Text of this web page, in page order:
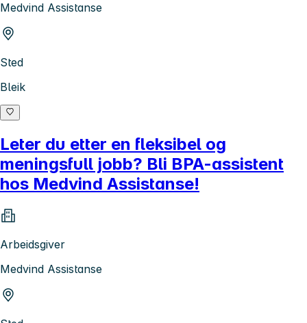
Medvind Assistanse
Sted
Bleik
Leter du etter en fleksibel og
meningsfull jobb? Bli BPA-assistent
hos Medvind Assistanse!
Arbeidsgiver
Medvind Assistanse